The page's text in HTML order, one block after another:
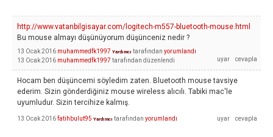
http://www.vatanbilgisayar.com/logitech-m557-bluetooth-mouse.html
Bu mouse almayı düşünüyorum düşünceniz nedir ?
13 Ocak 2016 muhammedfk1997 Yardımcı tarafından yorumlandı
13 Ocak 2016 muhammedfk1997 tarafından düzenlendi
Hocam ben düşüncemi söyledim zaten. Bluetooth mouse tavsiye
ederim. Sizin gönderdiğiniz mouse wireless alıcılı. Tabiki mac'le
uyumludur. Sizin tercihize kalmış.
13 Ocak 2016fatihbulut95 Yardımcı tarafından yorumlandı